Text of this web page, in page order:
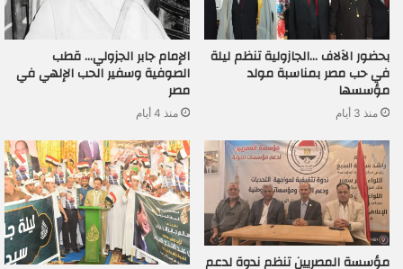
بحضور الآلاف …الجازولية تنظم ليلة
في حب مصر بمناسبة مولد
مؤسسها
منذ 3 أيام
الإمام جابر الجزولي… قطب
الصوفية وسفير الحب الإلهي في
مصر
منذ 4 أيام
مؤسسة المصريين تنظم ندوة لدعم